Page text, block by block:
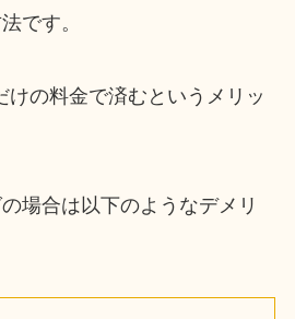
です。
けの料金で済むというメリッ
場合は以下のようなデメリ